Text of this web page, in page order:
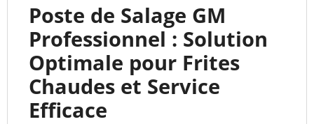
Poste de Salage GM
Professionnel : Solution
Optimale pour Frites
Chaudes et Service
Efficace